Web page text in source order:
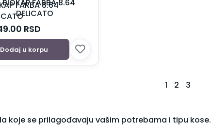
FARBA 8.64
RSD
Dodaj u korpu
1 2 3
koje se prilagođavaju vašim potrebama i tipu kose.